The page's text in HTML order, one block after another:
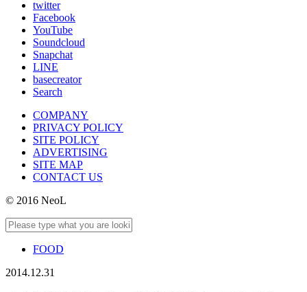
twitter
Facebook
YouTube
Soundcloud
Snapchat
LINE
basecreator
Search
COMPANY
PRIVACY POLICY
SITE POLICY
ADVERTISING
SITE MAP
CONTACT US
© 2016 NeoL
FOOD
2014.12.31